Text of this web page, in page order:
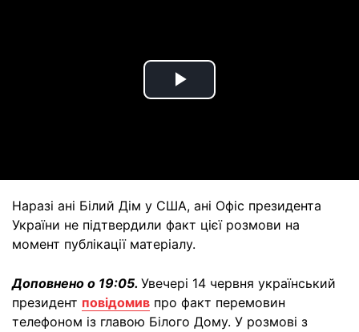
Play
Наразі ані Білий Дім у США, ані Офіс президента
України не підтвердили факт цієї розмови на
момент публікації матеріалу.
Доповнено о 19:05. Увечері 14 червня український
президент повідомив про факт перемовин
телефоном із главою Білого Дому. У розмові з